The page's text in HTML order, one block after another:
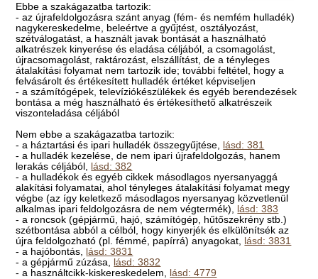
Ebbe a szakágazatba tartozik:
- az újrafeldolgozásra szánt anyag (fém- és nemfém hulladék)
nagykereskedelme, beleértve a gyűjtést, osztályozást,
szétválogatást, a használt javak bontását a használható
alkatrészek kinyerése és eladása céljából, a csomagolást,
újracsomagolást, raktározást, elszállítást, de a tényleges
átalakítási folyamat nem tartozik ide; további feltétel, hogy a
felvásárolt és értékesített hulladék értéket képviseljen
- a számítógépek, televíziókészülékek és egyéb berendezések
bontása a még használható és értékesíthető alkatrészeik
viszonteladása céljából
Nem ebbe a szakágazatba tartozik:
- a háztartási és ipari hulladék összegyűjtése, lásd: 381
- a hulladék kezelése, de nem ipari újrafeldolgozás, hanem
lerakás céljából, lásd: 382
- a hulladékok és egyéb cikkek másodlagos nyersanyaggá
alakítási folyamatai, ahol tényleges átalakítási folyamat megy
végbe (az így keletkező másodlagos nyersanyag közvetlenül
alkalmas ipari feldolgozásra de nem végtermék), lásd: 383
- a roncsok (gépjármű, hajó, számítógép, hűtőszekrény stb.)
szétbontása abból a célból, hogy kinyerjék és elkülönítsék az
újra feldolgozható (pl. fémmé, papírrá) anyagokat, lásd: 3831
- a hajóbontás, lásd: 3831
- a gépjármű zúzása, lásd: 3832
- a használtcikk-kiskereskedelem, lásd: 4779